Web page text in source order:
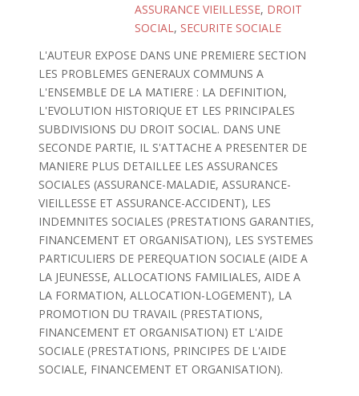
ASSURANCE VIEILLESSE, DROIT
SOCIAL, SECURITE SOCIALE
L'AUTEUR EXPOSE DANS UNE PREMIERE SECTION
LES PROBLEMES GENERAUX COMMUNS A
L'ENSEMBLE DE LA MATIERE : LA DEFINITION,
L'EVOLUTION HISTORIQUE ET LES PRINCIPALES
SUBDIVISIONS DU DROIT SOCIAL. DANS UNE
SECONDE PARTIE, IL S'ATTACHE A PRESENTER DE
MANIERE PLUS DETAILLEE LES ASSURANCES
SOCIALES (ASSURANCE-MALADIE, ASSURANCE-
VIEILLESSE ET ASSURANCE-ACCIDENT), LES
INDEMNITES SOCIALES (PRESTATIONS GARANTIES,
FINANCEMENT ET ORGANISATION), LES SYSTEMES
PARTICULIERS DE PEREQUATION SOCIALE (AIDE A
LA JEUNESSE, ALLOCATIONS FAMILIALES, AIDE A
LA FORMATION, ALLOCATION-LOGEMENT), LA
PROMOTION DU TRAVAIL (PRESTATIONS,
FINANCEMENT ET ORGANISATION) ET L'AIDE
SOCIALE (PRESTATIONS, PRINCIPES DE L'AIDE
SOCIALE, FINANCEMENT ET ORGANISATION).